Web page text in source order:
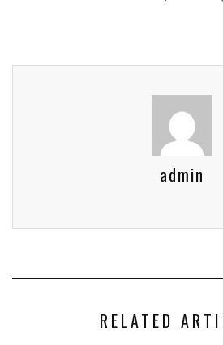
admin
RELATED